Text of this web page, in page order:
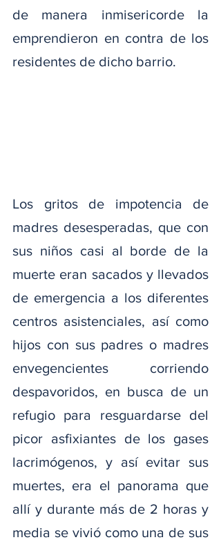
de manera inmisericorde la
emprendieron en contra de los
residentes de dicho barrio.
Los gritos de impotencia de
madres desesperadas, que con
sus niños casi al borde de la
muerte eran sacados y llevados
de emergencia a los diferentes
centros asistenciales, así como
hijos con sus padres o madres
envegencientes corriendo
despavoridos, en busca de un
refugio para resguardarse del
picor asfixiantes de los gases
lacrimógenos, y así evitar sus
muertes, era el panorama que
allí y durante más de 2 horas y
media se vivió como una de sus